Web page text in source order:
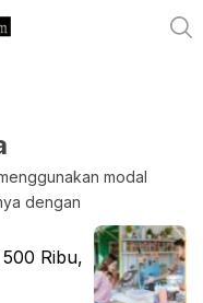
modal
dengan
Ribu,